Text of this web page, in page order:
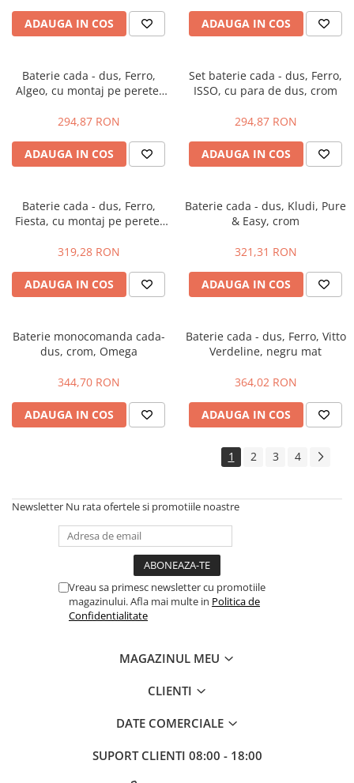
Rezervoare WC
Accesorii rezervoare
Rame de montaj cu rezervor pentru
WC suspendat
Rezervoare ingropate pentru WC
Rezervoare la semiinaltime
Rezervoare pe vas WC
Sisteme de tratare apa
Pompe Submersibile
Pompe 4 BLOCK
Motoare submersibile pentru
pompe
Pedrollo UPM
Pompe 3SR Pedrollo
Pompe 4SR Pedrollo
Grupuri pompare Pedrollo
Pompe Centrifugale
Pompe CP-ST Pedrollo
Pompe F Pedrollo
Pompe NGA-PRO Pedrollo
ADAUGA IN COS ADAUGA IN COS
Baterie cada - dus, Ferro,
Algeo, cu montaj pe perete,
294,87 RON
ADAUGA IN COS
Set baterie cada - dus, Ferro,
ISSO, cu para de dus, crom
294,87 RON
ADAUGA IN COS
Baterie cada - dus, Ferro,
Fiesta, cu montaj pe perete,
319,28 RON
ADAUGA IN COS
Baterie cada - dus, Kludi, Pure
& Easy, crom
321,31 RON
ADAUGA IN COS
Baterie monocomanda cada-
dus, crom, Omega
344,70 RON
ADAUGA IN COS
Baterie cada - dus, Ferro, Vitto
Verdeline, negru mat
364,02 RON
ADAUGA IN COS
1 2 3 4
Newsletter Nu rata ofertele si promotiile noastre
Vreau sa primesc newsletter cu promotiile
magazinului. Afla mai multe in Politica de
Confidentialitate
MAGAZINUL MEU
CLIENTI
DATE COMERCIALE
SUPORT CLIENTI 08:00 - 18:00